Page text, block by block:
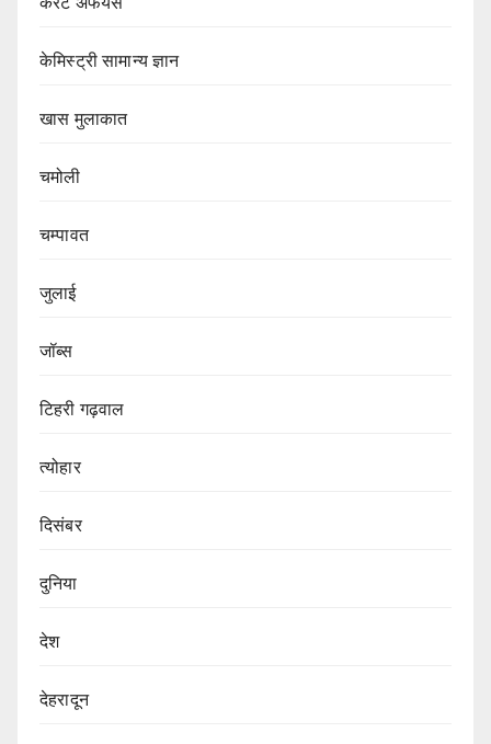
केमिस्ट्री सामान्य ज्ञान
खास मुलाकात
चमोली
चम्पावत
जुलाई
जॉब्स
टिहरी गढ़वाल
त्योहार
दिसंबर
दुनिया
देश
देहरादून